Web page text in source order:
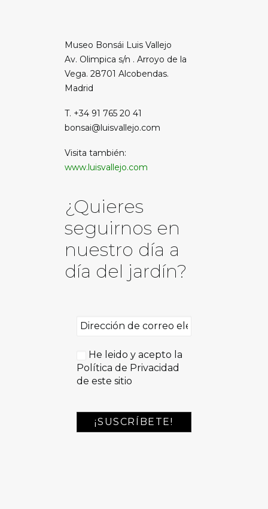
Museo Bonsái Luis Vallejo
Av. Olimpica s/n . Arroyo de la
Vega. 28701 Alcobendas.
Madrid
T. +34 91 765 20 41
bonsai@luisvallejo.com
Visita también:
www.luisvallejo.com
¿Quieres
seguirnos en
nuestro día a
día del jardín?
He leido y acepto la
Política de Privacidad
de este sitio